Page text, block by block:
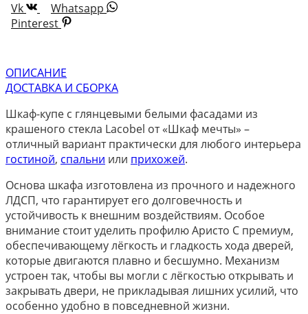
Vk
Whatsapp
Pinterest
ОПИСАНИЕ
ДОСТАВКА И СБОРКА
Шкаф-купе с глянцевыми белыми фасадами из
крашеного стекла Lacobel от «Шкаф мечты» –
отличный вариант практически для любого интерьера
гостиной, спальни или прихожей.
Основа шкафа изготовлена из прочного и надежного
ЛДСП, что гарантирует его долговечность и
устойчивость к внешним воздействиям. Особое
внимание стоит уделить профилю Аристо С премиум,
обеспечивающему лёгкость и гладкость хода дверей,
которые двигаются плавно и бесшумно. Механизм
устроен так, чтобы вы могли с лёгкостью открывать и
закрывать двери, не прикладывая лишних усилий, что
особенно удобно в повседневной жизни.